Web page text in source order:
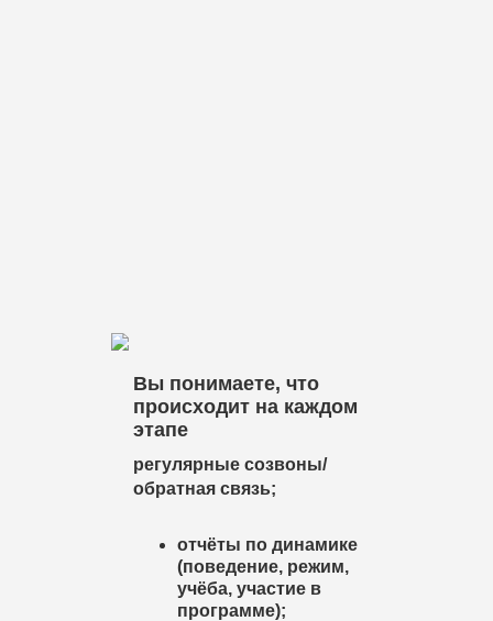
Вы понимаете, что
происходит на каждом
этапе
регулярные созвоны/
обратная связь;
отчёты по динамике
(поведение, режим,
учёба, участие в
программе);